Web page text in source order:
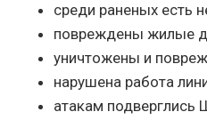
среди раненых есть
повреждены жилые
уничтожены и
нарушена работа
атакам подверглись